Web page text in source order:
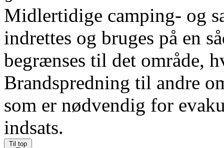
Midlertidige camping- og
indrettes og bruges på en
begrænses til det område,
Brandspredning til andre
som er nødvendig for
indsats.
Til top